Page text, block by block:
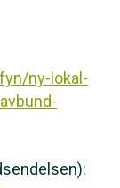
ny-lokal-